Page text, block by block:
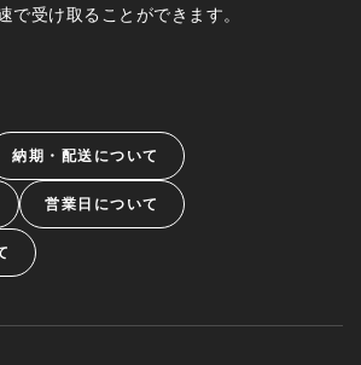
で受け取ることができます。
納期・配送について
営業日について